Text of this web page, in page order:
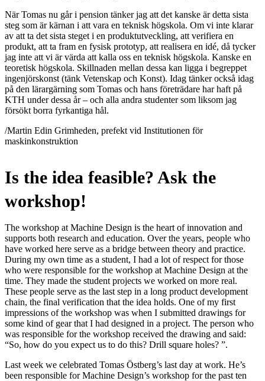
När Tomas nu går i pension tänker jag att det kanske är detta sista
steg som är kärnan i att vara en teknisk högskola. Om vi inte klarar
av att ta det sista steget i en produktutveckling, att verifiera en
produkt, att ta fram en fysisk prototyp, att realisera en idé, då tycker
jag inte att vi är värda att kalla oss en teknisk högskola. Kanske en
teoretisk högskola. Skillnaden mellan dessa kan ligga i begreppet
ingenjörskonst (tänk Vetenskap och Konst). Idag tänker också idag
på den lärargärning som Tomas och hans företrädare har haft på
KTH under dessa år – och alla andra studenter som liksom jag
försökt borra fyrkantiga hål.
/Martin Edin Grimheden, prefekt vid Institutionen för
maskinkonstruktion
Is the idea feasible? Ask the
workshop!
The workshop at Machine Design is the heart of innovation and
supports both research and education. Over the years, people who
have worked here serve as a bridge between theory and practice.
During my own time as a student, I had a lot of respect for those
who were responsible for the workshop at Machine Design at the
time. They made the student projects we worked on more real.
These people serve as the last step in a long product development
chain, the final verification that the idea holds. One of my first
impressions of the workshop was when I submitted drawings for
some kind of gear that I had designed in a project. The person who
was responsible for the workshop received the drawing and said:
“So, how do you expect us to do this? Drill square holes? ”.
Last week we celebrated Tomas Östberg’s last day at work. He’s
been responsible for Machine Design’s workshop for the past ten